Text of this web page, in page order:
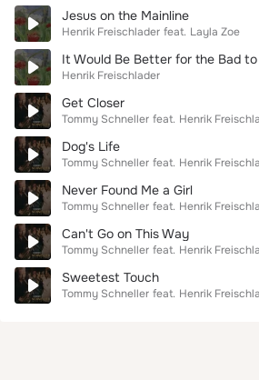
Jesus on the Mainline
Henrik Freischlader feat. Layla Zoe
It Would Be Better for the Bad to
Henrik Freischlader
Get Closer
Tommy Schneller feat. Henrik
Dog's Life
Tommy Schneller feat. Henrik
Never Found Me a Girl
Tommy Schneller feat. Henrik
Can't Go on This Way
Tommy Schneller feat. Henrik
Sweetest Touch
Tommy Schneller feat. Henrik